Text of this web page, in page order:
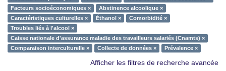
Facteurs socioéconomiques ×
Abstinence alcoolique ×
Caractéristiques culturelles ×
Éthanol ×
Comorbidité ×
Troubles liés à l'alcool ×
Caisse nationale d'assurance maladie des travailleurs salariés (Cnamts) ×
Comparaison interculturelle ×
Collecte de données × Prévalence ×
Afficher les filtres de recherche avancée